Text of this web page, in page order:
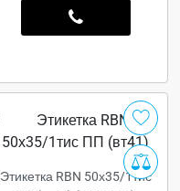
Этикетка RBN 50х35/1тис